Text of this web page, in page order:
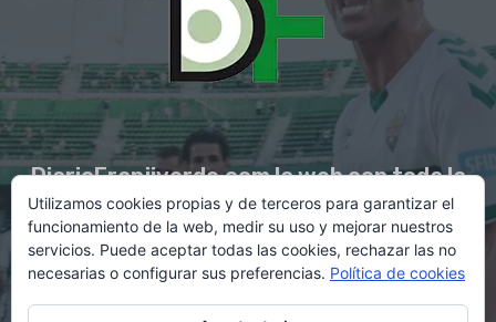
DiarioFranjiverde.com la web con toda la
información del Elche C.F.
Contacto en:diario@franjiverde.com
Utilizamos cookies propias y de terceros para garantizar el
funcionamiento de la web, medir su uso y mejorar nuestros
servicios. Puede aceptar todas las cookies, rechazar las no
necesarias o configurar sus preferencias. Política de cookies